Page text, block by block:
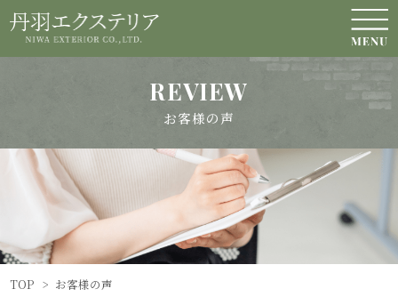
REVIEW
お客様の声
TOP > お客様の声